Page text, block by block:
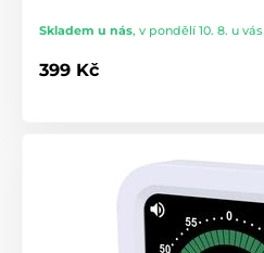
Skladem u nás, v pondělí 10. 8. u vás
399 Kč